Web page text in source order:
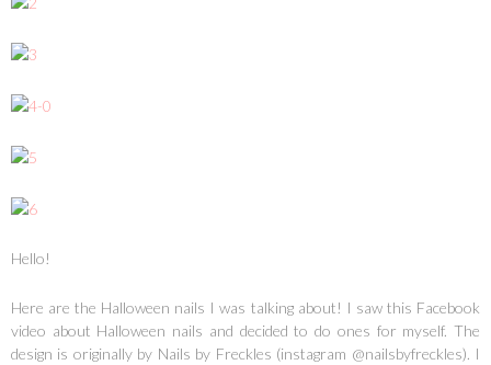
Hello!
Here are the Halloween nails I was talking about! I saw this Facebook
video about Halloween nails and decided to do ones for myself. The
design is originally by Nails by Freckles (instagram @nailsbyfreckles). I